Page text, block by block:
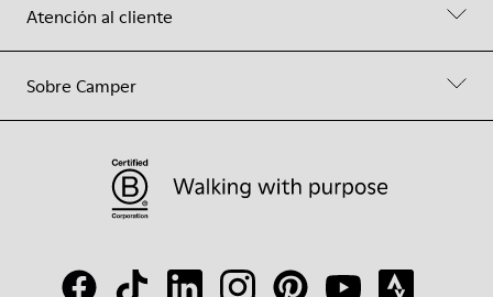
Atención al cliente
Sobre Camper